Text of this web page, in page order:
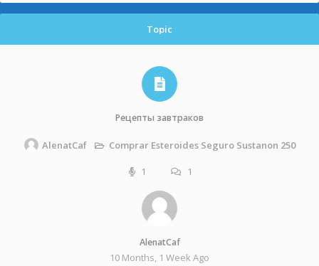
Topic
Рецепты завтраков
AlenatCaf Comprar Esteroides Seguro Sustanon 250
1 1
AlenatCaf
10 Months, 1 Week Ago